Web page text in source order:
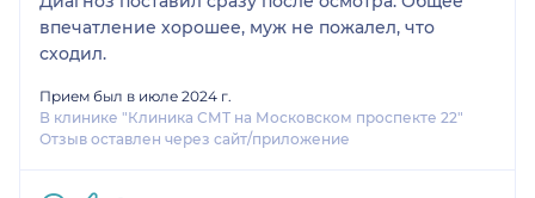
впечатление хорошее, муж не пожалел, что
сходил.
Прием был в июле 2024 г.
В клинике "Клиника СМТ на Московском проспекте 22"
Отзыв оставлен через сайт/приложение